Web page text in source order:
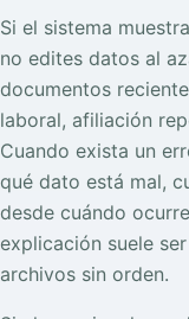
Si el sistema
no edites datos al
documentos
laboral, afiliación
Cuando exista un
qué dato está mal,
desde cuándo
explicación suele
archivos sin orden.